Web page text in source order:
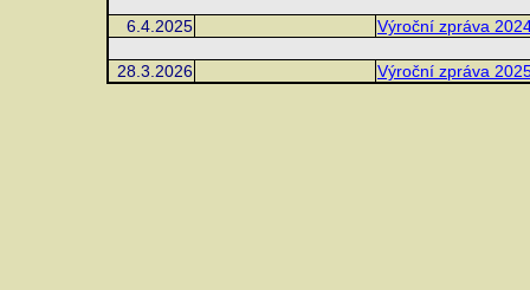
6.4.2025 Výroční zpráva
28.3.2026 Výroční zpráva